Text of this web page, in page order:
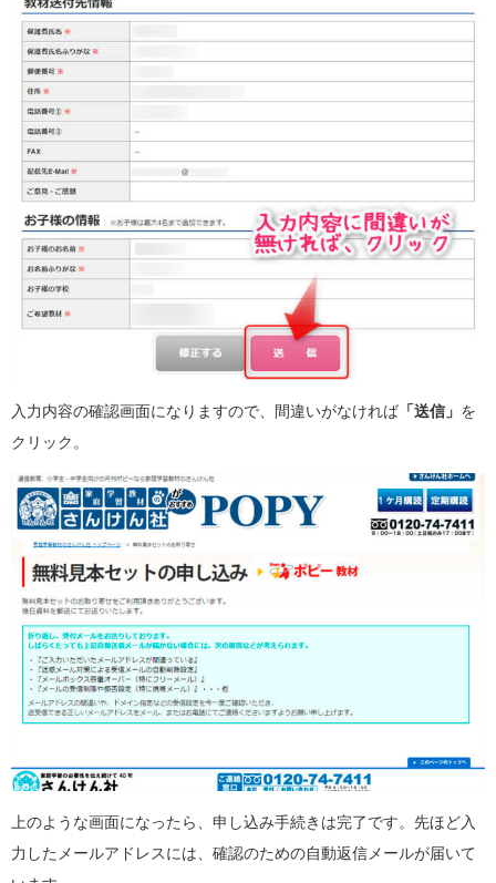
入力内容の確認画面になりますので、間違いがなければ 「送信」 を
クリック。
上のような画面になったら、申し込み手続きは完了です。先ほど入
力したメールアドレスには、確認のための自動返信メールが届いて